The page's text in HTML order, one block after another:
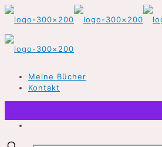
Meine Bücher
Kontakt